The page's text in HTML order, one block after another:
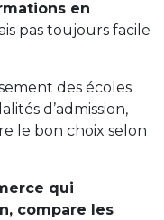
en
pas toujours facile
des écoles
d’admission,
le bon choix selon
qui
compare les